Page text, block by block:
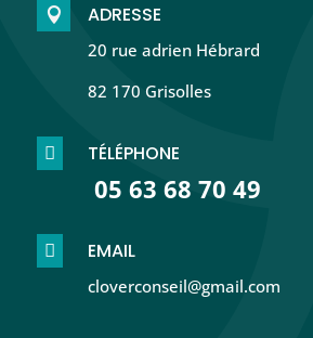
 ADRESSE
20 rue adrien Hébrard
82 170 Grisolles
 TÉLÉPHONE
05 63 68 70 49
 EMAIL
cloverconseil@gmail.com